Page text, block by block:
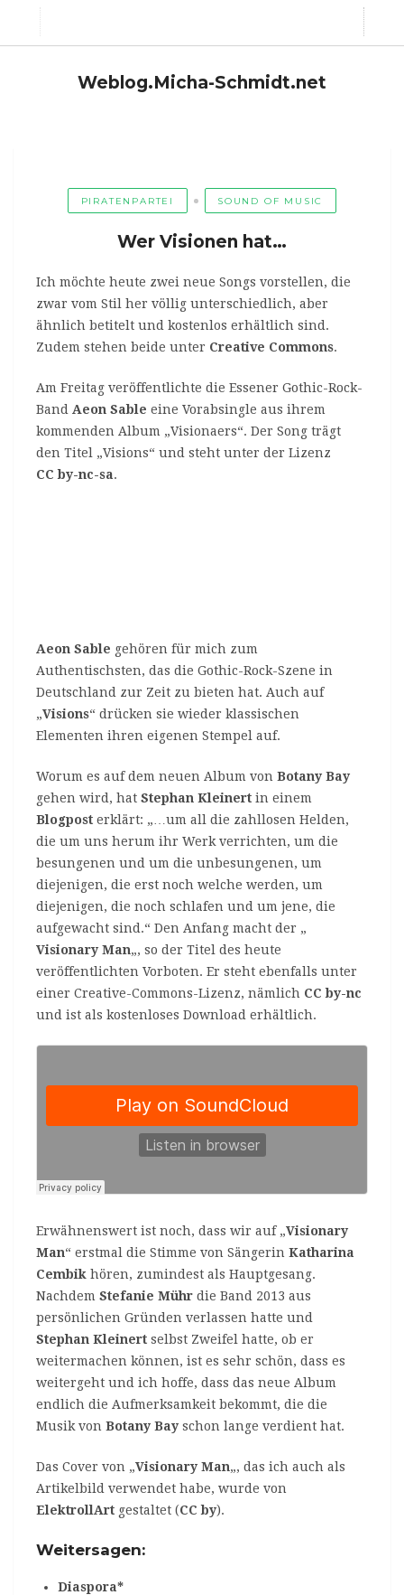
Weblog.Micha-Schmidt.net
PIRATENPARTEI SOUND OF MUSIC
Wer Visionen hat…
Ich möchte heute zwei neue Songs vorstellen, die
zwar vom Stil her völlig unterschiedlich, aber
ähnlich betitelt und kostenlos erhältlich sind.
Zudem stehen beide unter Creative Commons.
Am Freitag veröffentlichte die Essener Gothic-Rock-
Band Aeon Sable eine Vorabsingle aus ihrem
kommenden Album „Visionaers“. Der Song trägt
den Titel „Visions“ und steht unter der Lizenz
CC by-nc-sa.
Aeon Sable gehören für mich zum
Authentischsten, das die Gothic-Rock-Szene in
Deutschland zur Zeit zu bieten hat. Auch auf
„Visions“ drücken sie wieder klassischen
Elementen ihren eigenen Stempel auf.
Worum es auf dem neuen Album von Botany Bay
gehen wird, hat Stephan Kleinert in einem
Blogpost erklärt: „…um all die zahllosen Helden,
die um uns herum ihr Werk verrichten, um die
besungenen und um die unbesungenen, um
diejenigen, die erst noch welche werden, um
diejenigen, die noch schlafen und um jene, die
aufgewacht sind.“ Den Anfang macht der „
Visionary Man„, so der Titel des heute
veröffentlichten Vorboten. Er steht ebenfalls unter
einer Creative-Commons-Lizenz, nämlich CC by-nc
und ist als kostenloses Download erhältlich.
Erwähnenswert ist noch, dass wir auf „Visionary
Man“ erstmal die Stimme von Sängerin Katharina
Cembik hören, zumindest als Hauptgesang.
Nachdem Stefanie Mühr die Band 2013 aus
persönlichen Gründen verlassen hatte und
Stephan Kleinert selbst Zweifel hatte, ob er
weitermachen können, ist es sehr schön, dass es
weitergeht und ich hoffe, dass das neue Album
endlich die Aufmerksamkeit bekommt, die die
Musik von Botany Bay schon lange verdient hat.
Das Cover von „Visionary Man„, das ich auch als
Artikelbild verwendet habe, wurde von
ElektrollArt gestaltet (CC by).
Weitersagen:
Diaspora*